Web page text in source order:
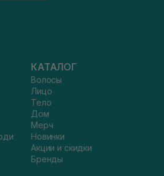
КАТАЛОГ
Волосы
Лицо
Тело
Дом
Мерч
Новинки
Акции и скидки
Бренды